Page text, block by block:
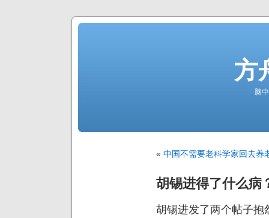
方
脑
« 中国不需要老科学家回去养
胡锡进得了什么病
胡锡进发了两个帖子抱